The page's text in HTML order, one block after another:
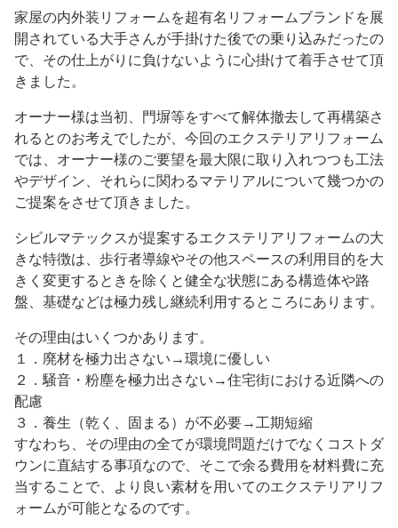
家屋の内外装リフォームを超有名リフォームブランドを展
開されている大手さんが手掛けた後での乗り込みだったの
で、その仕上がりに負けないように心掛けて着手させて頂
きました。
オーナー様は当初、門塀等をすべて解体撤去して再構築さ
れるとのお考えでしたが、今回のエクステリアリフォーム
では、オーナー様のご要望を最大限に取り入れつつも工法
やデザイン、それらに関わるマテリアルについて幾つかの
ご提案をさせて頂きました。
シビルマテックスが提案するエクステリアリフォームの大
きな特徴は、歩行者導線やその他スペースの利用目的を大
きく変更するときを除くと健全な状態にある構造体や路
盤、基礎などは極力残し継続利用するところにあります。
その理由はいくつかあります。
１．廃材を極力出さない→環境に優しい
２．騒音・粉塵を極力出さない→住宅街における近隣への
配慮
３．養生（乾く、固まる）が不必要→工期短縮
すなわち、その理由の全てが環境問題だけでなくコストダ
ウンに直結する事項なので、そこで余る費用を材料費に充
当することで、より良い素材を用いてのエクステリアリフ
ォームが可能となるのです。